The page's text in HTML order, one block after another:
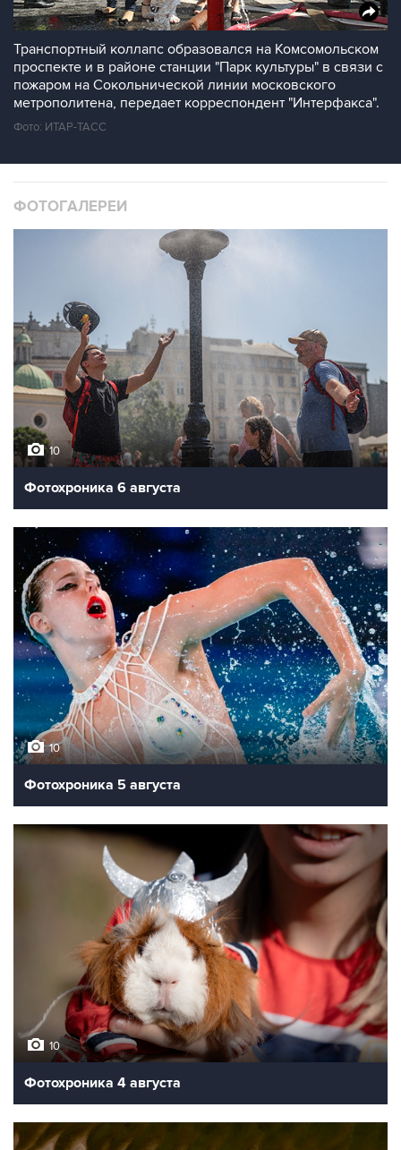
Транспортный коллапс образовался на Комсомольском
проспекте и в районе станции "Парк культуры" в связи с
пожаром на Сокольнической линии московского
метрополитена, передает корреспондент "Интерфакса".
Фото: ИТАР-ТАСС
ФОТОГАЛЕРЕИ
10
Фотохроника 6 августа
10
Фотохроника 5 августа
10
Фотохроника 4 августа